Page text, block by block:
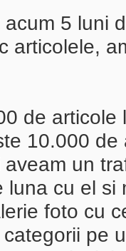
5 luni
articolele,
de
10.000
un
luna cu el
foto cu
pe